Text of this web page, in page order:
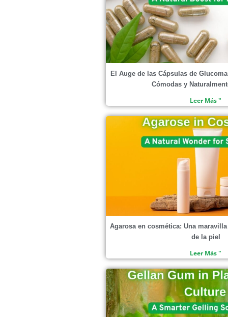
El Auge de las Cápsulas de
Cómodas y
Leer Más "
Agarosa en cosmética: Una
de la piel
Leer Más "